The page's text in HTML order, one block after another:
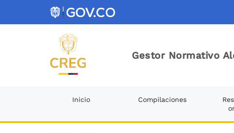
Gestor Normativo
Inicio Compilaciones